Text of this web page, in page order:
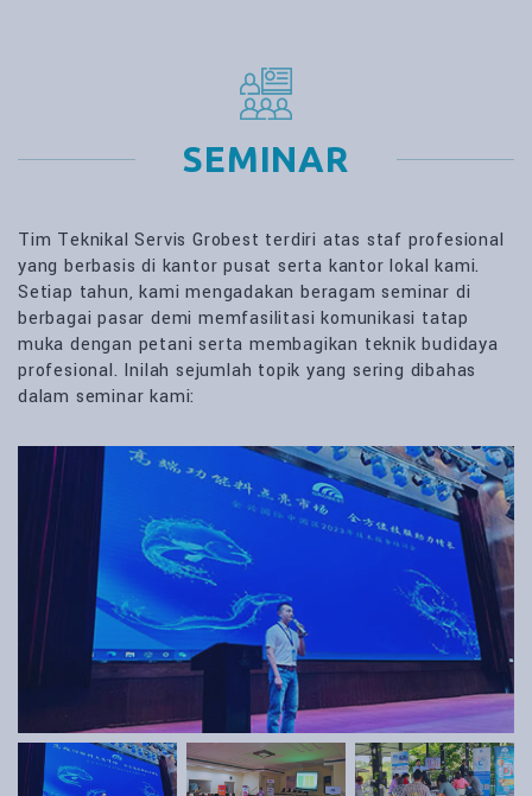
SEMINAR
Tim Teknikal Servis Grobest terdiri atas staf profesional
yang berbasis di kantor pusat serta kantor lokal kami.
Setiap tahun, kami mengadakan beragam seminar di
berbagai pasar demi memfasilitasi komunikasi tatap
muka dengan petani serta membagikan teknik budidaya
profesional. Inilah sejumlah topik yang sering dibahas
dalam seminar kami: